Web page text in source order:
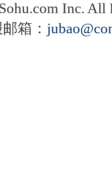
Inc.
箱：